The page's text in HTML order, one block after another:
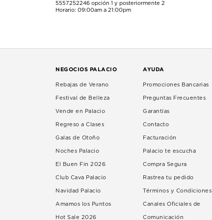
5557252246 opción 1 y posteriormente 2
Horario: 09:00am a 21:00pm
NEGOCIOS PALACIO
Rebajas de Verano
Festival de Belleza
Vende en Palacio
Regreso a Clases
Galas de Otoño
Noches Palacio
El Buen Fin 2026
Club Cava Palacio
Navidad Palacio
Amamos los Puntos
Hot Sale 2026
AYUDA
Promociones Bancarias
Preguntas Frecuentes
Garantías
Contacto
Facturación
Palacio te escucha
Compra Segura
Rastrea tu pedido
Términos y Condiciones
Canales Oficiales de
Comunicación